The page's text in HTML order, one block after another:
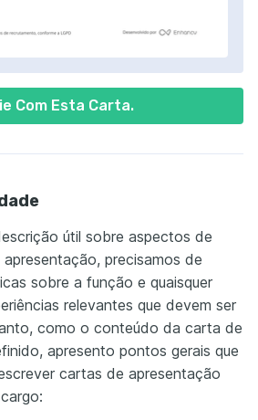
Com Esta Carta.
útil sobre aspectos de
precisamos de
sobre a função e quaisquer
relevantes que devem ser
como o conteúdo da carta de
apresento pontos gerais que
cartas de apresentação